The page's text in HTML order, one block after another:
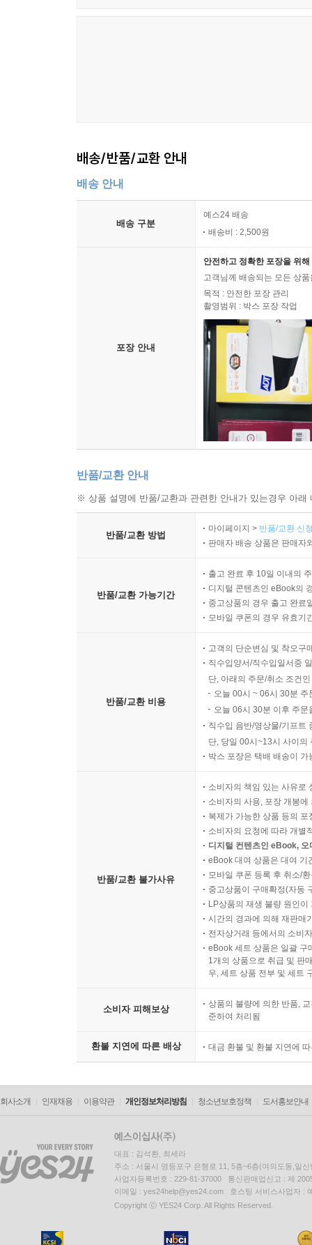
배송/반품/교환 안내
배송 안내
배송 구분
예스24 배송
배송비 : 2,500원
포장 안내
안전하고 정확한 포장을 위
고객님께 배송되는 모든 상
목적 : 안전한 포장 관리
촬영범위 : 박스 포장 작업
반품/교환 안내
※ 상품 설명에 반품/교환과 관련한 안내가 있는경우 아
반품/교환 방법
마이페이지 > 반품/교환 신
판매자 배송 상품은 판매자
반품/교환 가능기간
출고 완료 후 10일 이내의
디지털 콘텐츠인 eBook의
중고상품의 경우 출고 완료
모바일 쿠폰의 경우 유효기
반품/교환 비용
고객의 단순변심 및 착오구
직수입양서/직수입일서중
단, 아래의 주문/취소 조건
오늘 00시 ~ 06시 30분
오늘 06시 30분 이후 주
직수입 음반/영상물/기프트
단, 당일 00시~13시 사이의
박스 포장은 택배 배송이
반품/교환 불가사유
소비자의 책임 있는 사유로
소비자의 사용, 포장 개봉
복제가 가능한 상품 등의
소비자의 요청에 따라 개별
디지털 컨텐츠인 eBook,
eBook 대여 상품은 대여 기
모바일 쿠폰 등록 후 취소/
중고상품이 구매확정(자동
LP상품의 재생 불량 원인
시간의 경과에 의해 재판매
전자상거래 등에서의 소비
eBook 세트 상품은 일괄 구
1개의 상품으로 취급 및 판
우, 세트 상품 전부 및 세트
소비자 피해보상
상품의 불량에 의한 반품,
준하여 처리됨
환불 지연에 따른 배상 대금 환불 및 환불 지연에
회사소개 인재채용 이용약관 개인정보처리방침 청소년보호정책 도서홍보안내
대표 : 김석환, 최세라
주소 : 서울시 영등포구 은행로 11, 5층~6층(여의도동,일신
사업자등록번호 : 229-81-37000 통신판매업신고 : 제
이메일 : yes24help@yes24.com 호스팅 서비스사업자 :
Copyright ⓒ YES24 Corp. All Rights Reserved.